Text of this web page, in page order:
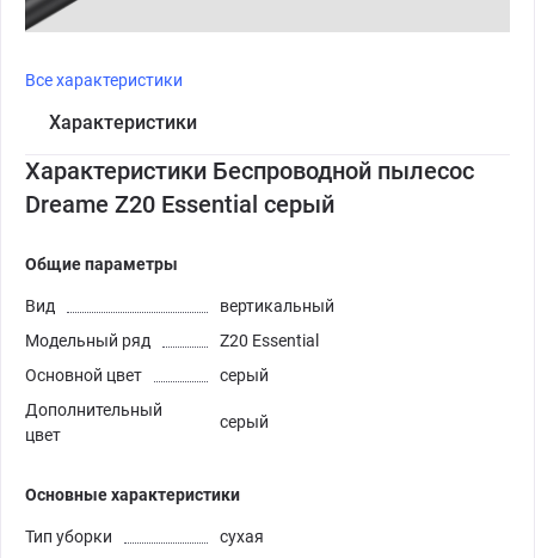
Все характеристики
Характеристики
Характеристики Беспроводной пылесос
Dreame Z20 Essential серый
Общие параметры
Вид
вертикальный
Модельный ряд
Z20 Essential
Основной цвет
серый
Дополнительный
цвет
серый
Основные характеристики
Тип уборки
сухая